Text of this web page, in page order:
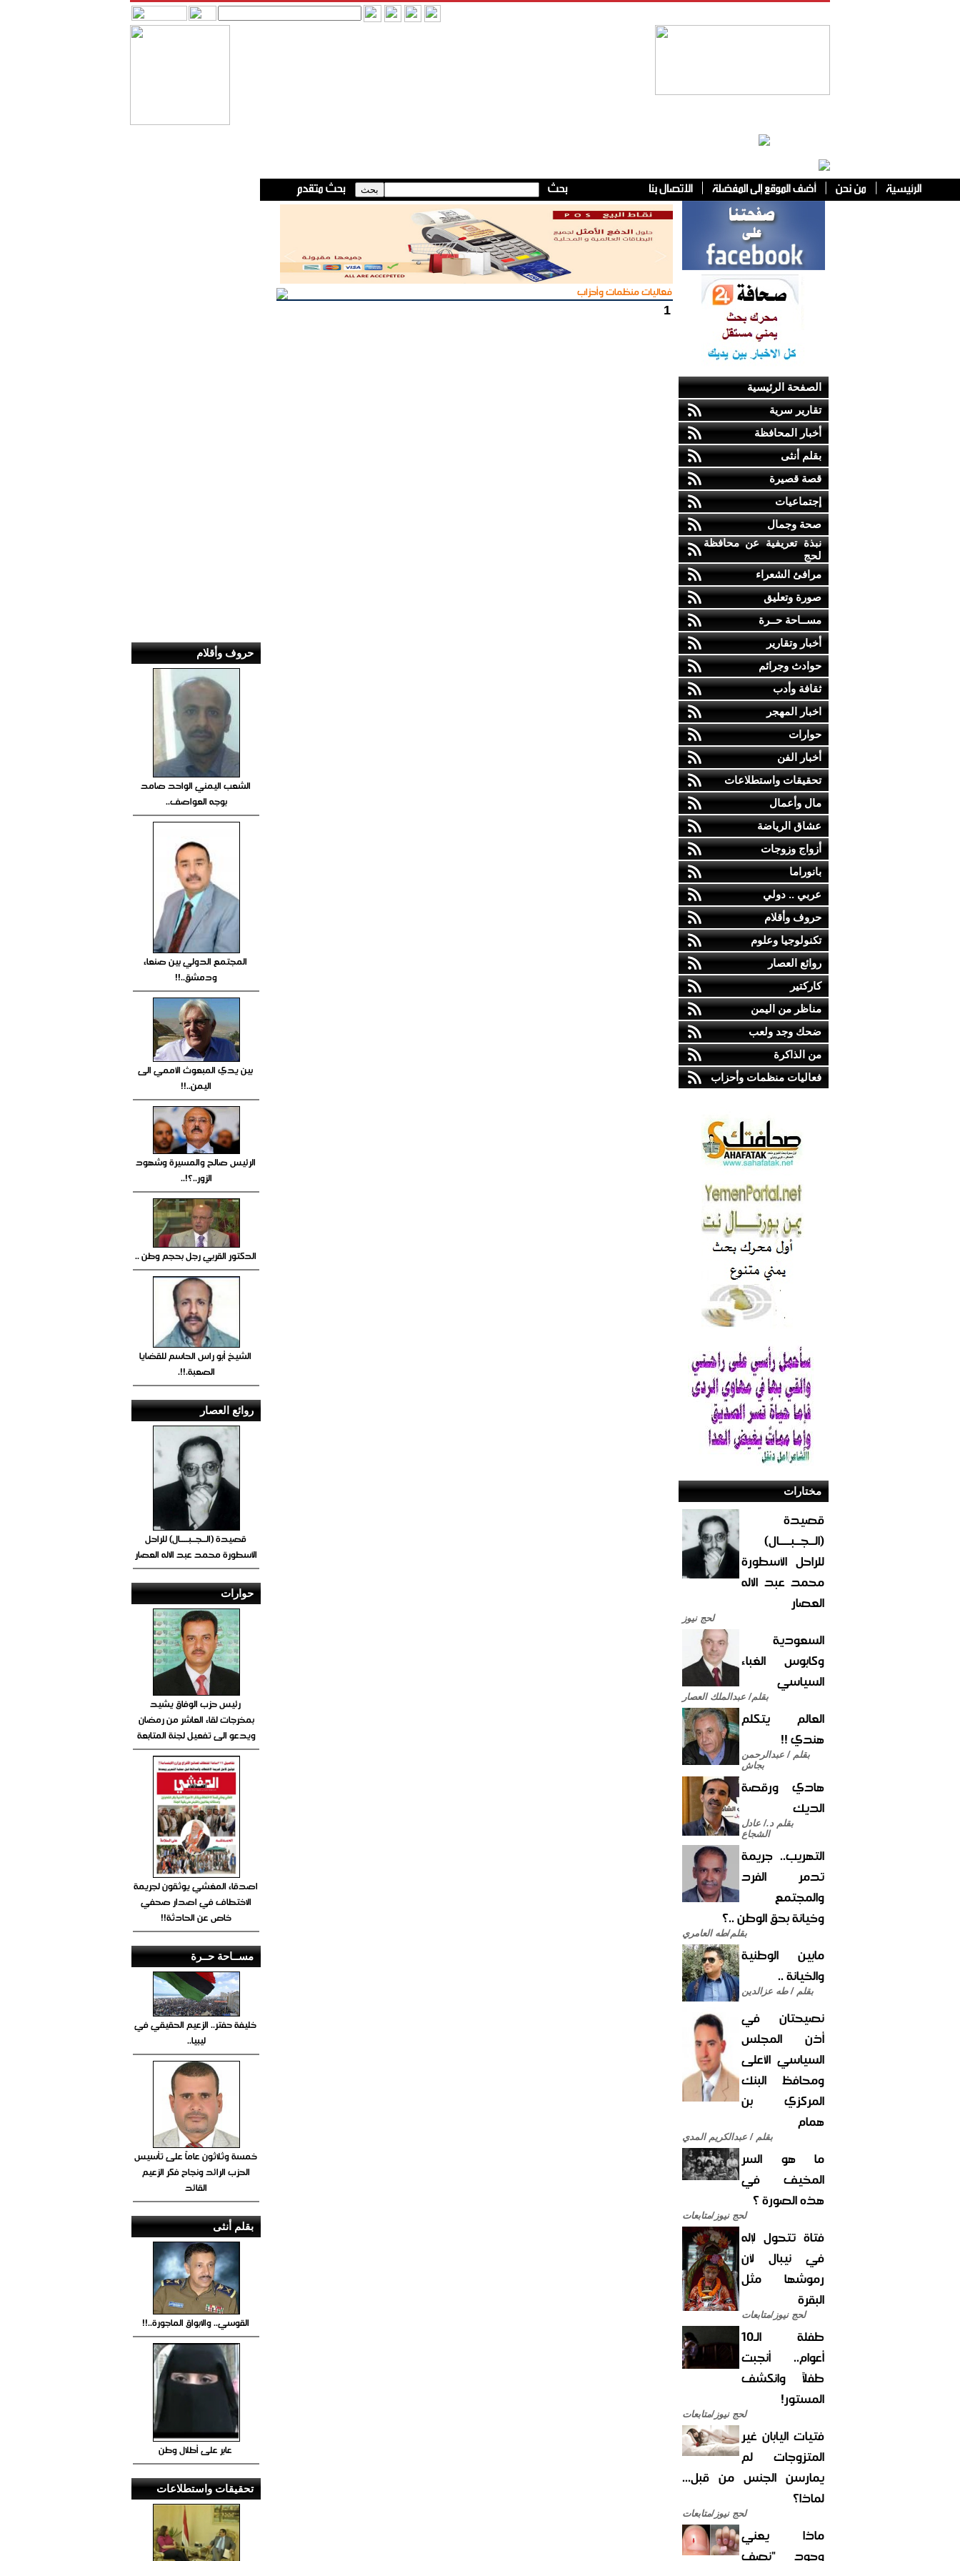
الصفحة الرئيسية
تقارير سرية
أخبار المحافظة
بقلم أنثى
قصة قصيرة
إجتماعيات
صحة وجمال
نبذة تعريفية عن محافظة
لحج
مرافئ الشعراء
صورة وتعليق
مســاحة حــرة
أخبار وتقارير
حوادث وجرائم
ثقافة وأدب
اخبار المهجر
حوارات
أخبار الفن
تحقيقات واستطلاعات
مال وأعمال
عشاق الرياضة
أزواج وزوجات
بانوراما
عربي .. دولي
حروف وأقلام
تكنولوجيا وعلوم
روائع العصار
كاركتير
مناظر من اليمن
ضحك وجد ولعب
من الذاكرة
فعاليات منظمات وأحزاب
مختارات
قصيدة
(الــجــبــــال)
للراحل الأسطورة
محمد عبد الاله
العصار
لحج نيوز
السعودية
وكابوس الغباء
السياسي
بقلم/ عبدالملك العصار
العالم يتكلم
هندي !!
بقلم / عبدالرحمن
بجاش
هادي ورقصة
الديك
بقلم د./ عادل
الشجاع
التهريب.. جريمة
تدمر الفرد
والمجتمع
وخيانة بحق الوطن ..؟
بقلم/طه العامري
مابين الوطنية
والخيانة ..
بقلم / طه عزالدين
نصيحتان في
أذن المجلس
السياسي الأعلى
ومحافظ البنك
المركزي بن
همام
بقلم / عبدالكريم المدي
ما هو السر
المخيف في
هذه الصورة ؟
لحج نيوز/متابعات
فتاة تتحول لإله
في نيبال لأن
رموشها مثل
البقرة
لحج نيوز/متابعات
طفلة الـ10
أعوام.. أنجبت
طفلاً وانكشف
المستور!
لحج نيوز/متابعات
فتيات اليابان غير
المتزوجات لم
يمارسن الجنس من قبل...
لماذا؟
لحج نيوز/متابعات
ماذا يعني
وجود "نصف
فعاليات منظمات وأحزاب
1
حروف وأقلام
الشعب اليمني الواحد صامد
بوجه العواصف..
المجتمع الدولي بين صنعاء
ودمشق..!!
بين يدي المبعوث الأممي الى
اليمن..!!
الرئيس صالح والمسيرة وشهود
الزور..؟!..
الدكتور القربي رجل بحجم وطن ..
الشيخ أبو راس الحاسم للقضايا
الصعبة.!!.
روائع العصار
قصيدة (الــجــبــــال) للراحل
الأسطورة محمد عبد الاله العصار
حوارات
رئيس حزب الوفاق يشيد
بمخرجات لقاء العاشر من رمضان
ويدعو الى تفعيل لجنة المتابعة
اصدقاء المغشي يوثقون لجريمة
الاختطاف في اصدار صحفي
خاص عن الحادثة!!
مســاحة حــرة
خليفة حفتر.. الزعيم الحقيقي في
ليبيا..
خمسة وثلاثون عاماً على تأسيس
الحزب الرائد ونجاح فكر الزعيم
القائد
بقلم أنثى
القوسي.. والابواق الماجورة..!!
عابر على أطلال وطن
تحقيقات واستطلاعات